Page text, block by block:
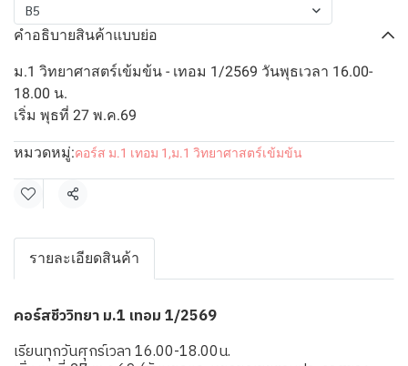
B5
คำอธิบายสินค้าแบบย่อ
ม.1 วิทยาศาสตร์เข้มข้น - เทอม 1/2569 วันพุธเวลา 16.00-
18.00 น.
เริ่ม พุธที่ 27 พ.ค.69
หมวดหมู่:คอร์ส ม.1 เทอม 1 ,ม.1 วิทยาศาสตร์เข้มข้น
แชร์
รายละเอียดสินค้า
คอร์สชีววิทยา ม.1 เทอม 1/2569
เรียนทุกวันศุกร์เวลา 16.00-18.00น.